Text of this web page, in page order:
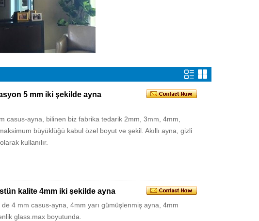
5 mm iki şekilde ayna
casus-ayna, bilinen biz fabrika tedarik 2mm, 3mm, 4mm,
büyüklüğü kabul özel boyut ve şekil. Akıllı ayna, gizli
kullanılır.
kalite 4mm iki şekilde ayna
4 mm casus-ayna, 4mm yarı gümüşlenmiş ayna, 4mm
glass.max boyutunda.